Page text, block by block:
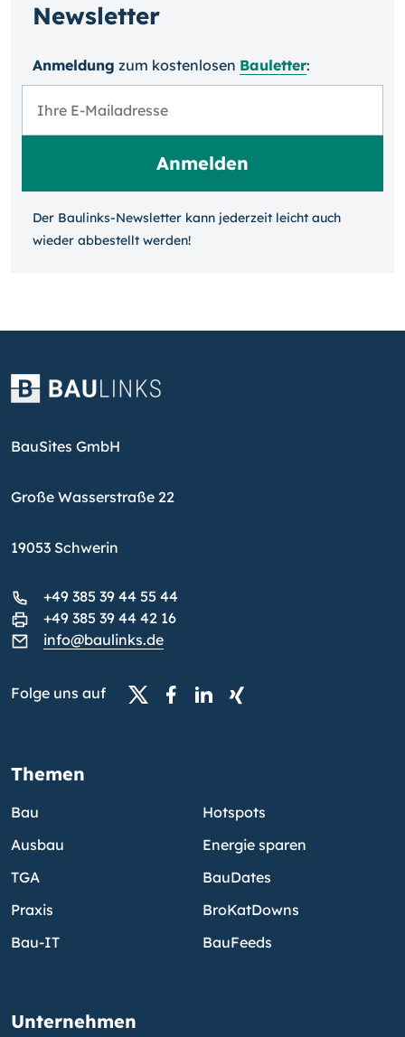
Newsletter
Anmeldung zum kosten­losen Bauletter:
Der Baulinks-Newsletter kann jeder­zeit leicht auch
wieder ab­bestellt werden!
BauSites GmbH
Große Wasserstraße 22
19053 Schwerin
+49 385 39 44 55 44
+49 385 39 44 42 16
info@baulinks.de
Folge uns auf
Themen
Bau
Ausbau
TGA
Praxis
Bau-IT
Hotspots
Energie sparen
BauDates
BroKatDowns
BauFeeds
Unternehmen